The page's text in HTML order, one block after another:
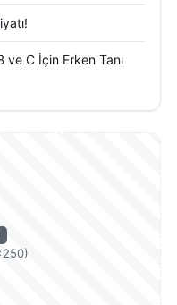
C İçin Erken Tanı